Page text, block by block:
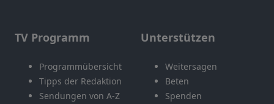
TV Programm
Programmübersicht
Tipps der Redaktion
Sendungen von A-Z
Unterstützen
Weitersagen
Beten
Spenden